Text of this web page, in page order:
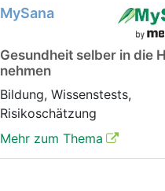
MySana
Gesundheit selber in die
nehmen
Bildung, Wissenstests,
Risikoschätzung
Mehr zum Thema